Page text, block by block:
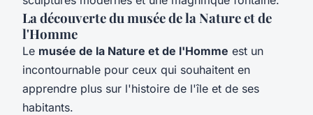
La découverte du musée de la Nature et de
l'Homme
Le musée de la Nature et de l'Homme est un
incontournable pour ceux qui souhaitent en
apprendre plus sur l'histoire de l'île et de ses
habitants.